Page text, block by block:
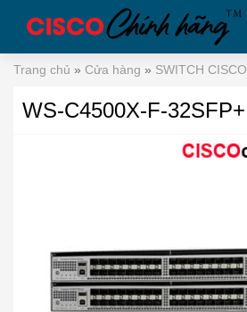
Trang chủ » Cửa hàng » SWITCH CISCO
WS-C4500X-F-32SFP+